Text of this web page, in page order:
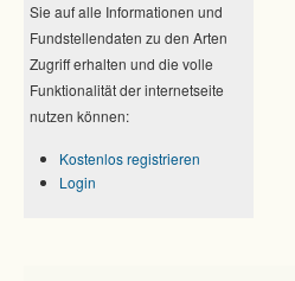
Sie auf alle Informationen und
Fundstellendaten zu den Arten
Zugriff erhalten und die volle
Funktionalität der internetseite
nutzen können:
Kostenlos registrieren
Login